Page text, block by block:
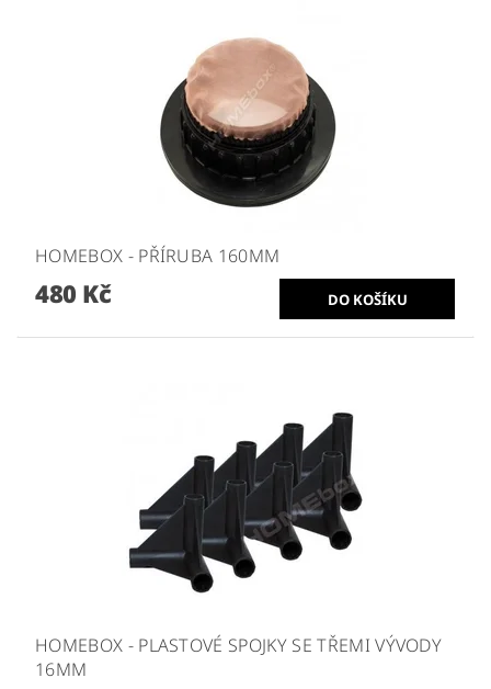
HOMEBOX - PŘÍRUBA 160MM
480 Kč
HOMEBOX - PLASTOVÉ SPOJKY SE TŘEMI VÝVODY
16MM